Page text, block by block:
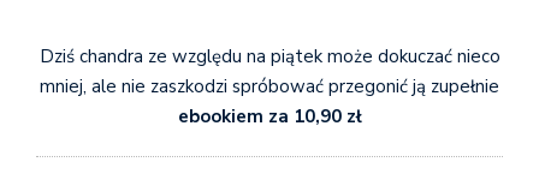
Dziś chandra ze względu na piątek może dokuczać nieco
mniej, ale nie zaszkodzi spróbować przegonić ją zupełnie
ebookiem za 10,90 zł